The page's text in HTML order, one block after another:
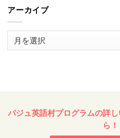
アーカイブ
パジュ英語村プログラムの詳
ら！